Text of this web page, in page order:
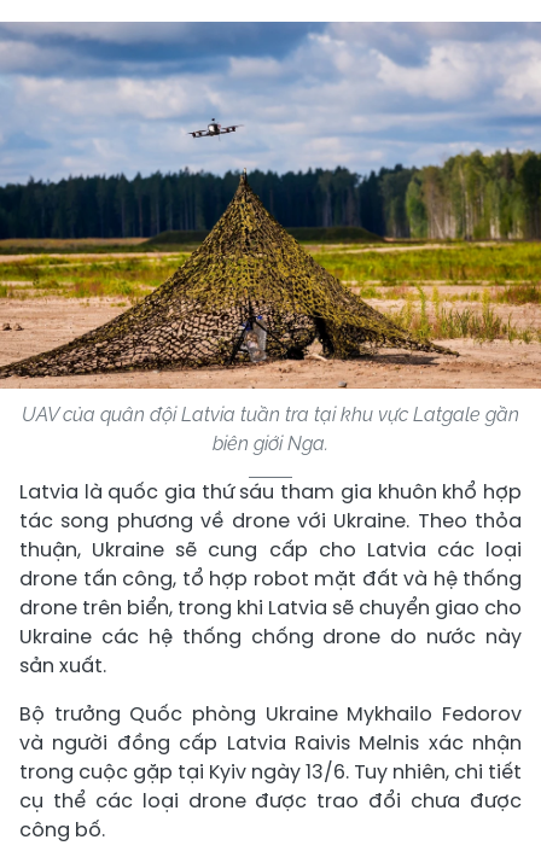
UAV của quân đội Latvia tuần tra tại khu vực Latgale gần
biên giới Nga.
Latvia là quốc gia thứ sáu tham gia khuôn khổ hợp
tác song phương về drone với Ukraine. Theo thỏa
thuận, Ukraine sẽ cung cấp cho Latvia các loại
drone tấn công, tổ hợp robot mặt đất và hệ thống
drone trên biển, trong khi Latvia sẽ chuyển giao cho
Ukraine các hệ thống chống drone do nước này
sản xuất.
Bộ trưởng Quốc phòng Ukraine Mykhailo Fedorov
và người đồng cấp Latvia Raivis Melnis xác nhận
trong cuộc gặp tại Kyiv ngày 13/6. Tuy nhiên, chi tiết
cụ thể các loại drone được trao đổi chưa được
công bố.